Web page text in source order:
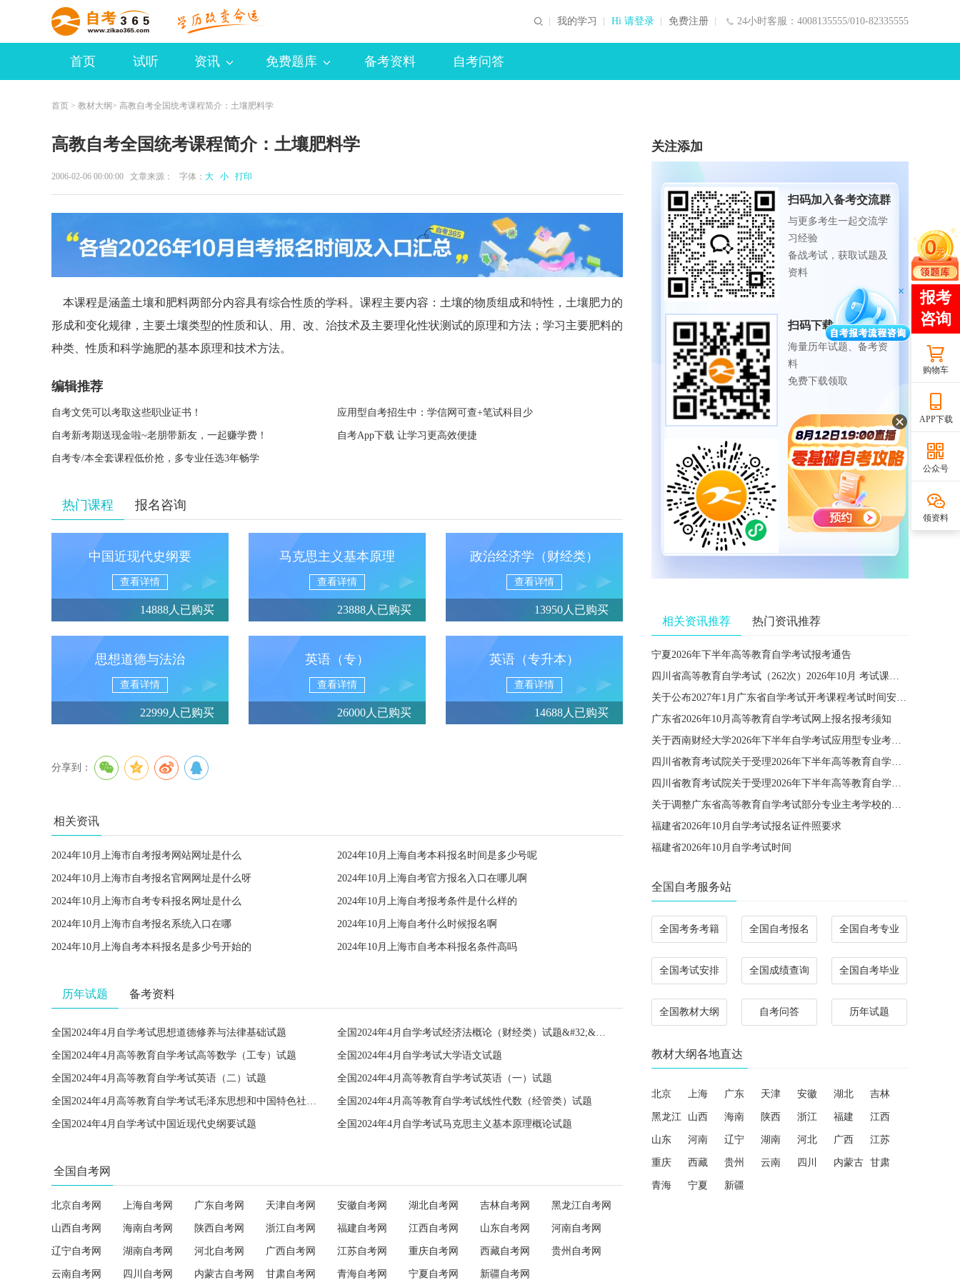
24小时客服：4008135555/010-82335555
我的学习 Hi 请登录 免费注册
首页 试听 资讯 免费题库 备考资料 自考问答
首页 > 教材大纲 > 高教自考全国统考课程简介：土壤肥料学
高教自考全国统考课程简介：土壤肥料学
2006-02-06 00:00:00 文章来源： 字体： 大 小 打印
本课程是涵盖土壤和肥料两部分内容具有综合性质的学科。课程主要内容：土壤的物质组成和特性，土壤肥力的
形成和变化规律，主要土壤类型的性质和认、用、改、治技术及主要理化性状测试的原理和方法；学习主要肥料的
种类、性质和科学施肥的基本原理和技术方法。
编辑推荐
自考文凭可以考取这些职业证书！ 应用型自考招生中：学信网可查+笔试科目少
自考新考期送现金啦~老朋带新友，一起赚学费！ 自考App下载 让学习更高效便捷
自考专/本全套课程低价抢，多专业任选3年畅学
热门课程 报名咨询
中国近现代史纲要
查看详情
14888人已购买
马克思主义基本原理
查看详情
23888人已购买
政治经济学（财经类）
查看详情
13950人已购买
思想道德与法治
查看详情
22999人已购买
英语（专）
查看详情
26000人已购买
英语（专升本）
查看详情
14688人已购买
分享到：
相关资讯
2024年10月上海市自考报考网站网址是什么 2024年10月上海自考本科报名时间是多少号呢
2024年10月上海市自考报名官网网址是什么呀 2024年10月上海自考官方报名入口在哪儿啊
2024年10月上海市自考专科报名网址是什么 2024年10月上海自考报考条件是什么样的
2024年10月上海市自考报名系统入口在哪 2024年10月上海自考什么时候报名啊
2024年10月上海自考本科报名是多少号开始的 2024年10月上海市自考本科报名条件高吗
历年试题 备考资料
全国2024年4月自学考试思想道德修养与法律基础试题 全国2024年4月自学考试经济法概论（财经类）试题&#32;&#32;
全国2024年4月高等教育自学考试高等数学（工专）试题 全国2024年4月自学考试大学语文试题
全国2024年4月高等教育自学考试英语（二）试题 全国2024年4月高等教育自学考试英语（一）试题
全国2024年4月高等教育自学考试毛泽东思想和中国特色社会主义理论体系概论试题 全国2024年4月高等教育自学考试线性代数（经管类）试题
全国2024年4月自学考试中国近现代史纲要试题 全国2024年4月自学考试马克思主义基本原理概论试题
全国自考网
北京自考网 上海自考网 广东自考网 天津自考网 安徽自考网 湖北自考网 吉林自考网 黑龙江自考网
山西自考网 海南自考网 陕西自考网 浙江自考网 福建自考网 江西自考网 山东自考网 河南自考网
辽宁自考网 湖南自考网 河北自考网 广西自考网 江苏自考网 重庆自考网 西藏自考网 贵州自考网
云南自考网 四川自考网 内蒙古自考网 甘肃自考网 青海自考网 宁夏自考网 新疆自考网
关注添加
扫码加入备考交流群
与更多考生一起交流学
习经验
备战考试，获取试题及
资料
扫码下载APP
海量历年试题、备考资
料
免费下载领取
扫码进入微信小程序
每日练题巩固、考前模
拟实战
免费体验自考365海量试
题
相关资讯推荐 热门资讯推荐
宁夏2026年下半年高等教育自学考试报考通告
四川省高等教育自学考试（262次）2026年10月 考试课程简表
关于公布2027年1月广东省自学考试开考课程考试时间安排和使用教材的通知
广东省2026年10月高等教育自学考试网上报名报考须知
关于西南财经大学2026年下半年自学考试应用型专业考籍更改办理的通知
四川省教育考试院关于受理2026年下半年高等教育自学考试省际转考申请的通告
四川省教育考试院关于受理2026年下半年高等教育自学考试考籍更改申请的通告
关于调整广东省高等教育自学考试部分专业主考学校的通知
福建省2026年10月自学考试报名证件照要求
福建省2026年10月自学考试时间
全国自考服务站
全国考务考籍 全国自考报名 全国自考专业
全国考试安排 全国成绩查询 全国自考毕业
全国教材大纲 自考问答 历年试题
教材大纲各地直达
北京 上海 广东 天津 安徽 湖北 吉林
黑龙江 山西 海南 陕西 浙江 福建 江西
山东 河南 辽宁 湖南 河北 广西 江苏
重庆 西藏 贵州 云南 四川 内蒙古 甘肃
青海 宁夏 新疆
购物车
APP下载
公众号
领资料